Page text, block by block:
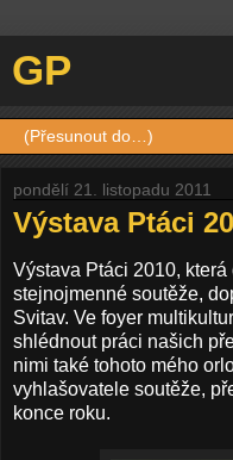
GP
pondělí 21. listopadu 2011
Výstava Ptáci
Výstava Ptáci 2010,
stejnojmenné soutěže,
Svitav. Ve foyer
shlédnout práci našich
nimi také tohoto mého
vyhlašovatele soutěže,
konce roku.